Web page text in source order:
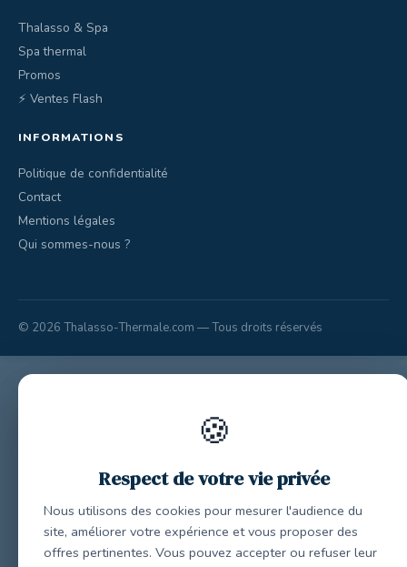
Thalasso & Spa
Spa thermal
Promos
⚡ Ventes Flash
INFORMATIONS
Politique de confidentialité
Contact
Mentions légales
Qui sommes-nous ?
© 2026 Thalasso-Thermale.com — Tous droits réservés
🍪
Respect de votre vie privée
Nous utilisons des cookies pour mesurer l'audience du
site, améliorer votre expérience et vous proposer des
offres pertinentes. Vous pouvez accepter ou refuser leur